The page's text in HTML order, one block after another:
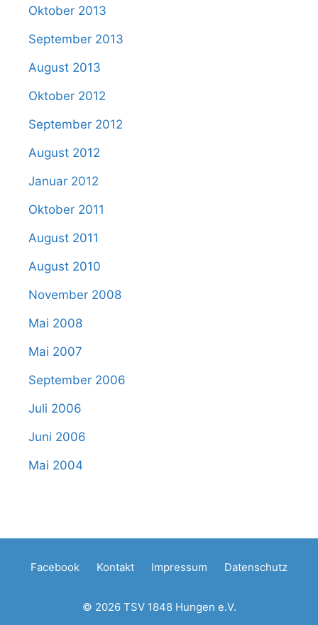
Oktober 2013
September 2013
August 2013
Oktober 2012
September 2012
August 2012
Januar 2012
Oktober 2011
August 2011
August 2010
November 2008
Mai 2008
Mai 2007
September 2006
Juli 2006
Juni 2006
Mai 2004
Facebook Kontakt Impressum Datenschutz
© 2026 TSV 1848 Hungen e.V.